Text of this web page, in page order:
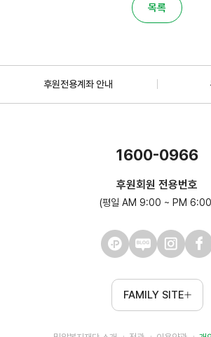
목록
후원전용계좌 안내
1600-0966
후원회원 전용번호
(평일 AM 9:00 ~ PM
FAMILY SITE